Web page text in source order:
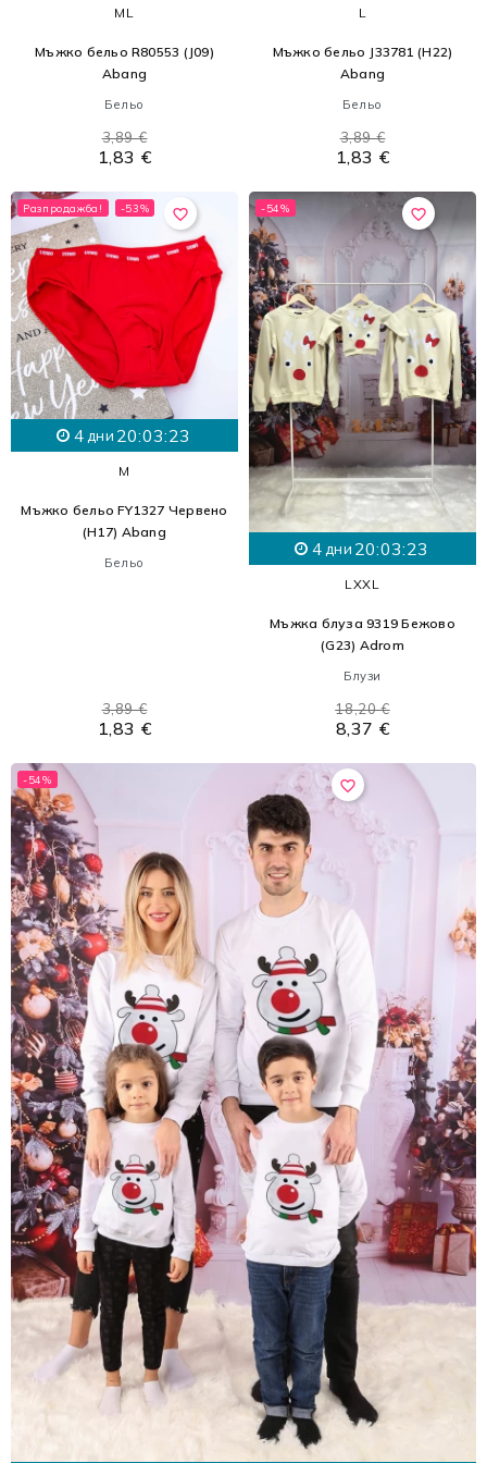
M L
Мъжко бельо R80553 (J09)
Abang
Бельо
1,83 €
3,89 €
L
Мъжко бельо J33781 (H22)
Abang
Бельо
1,83 €
3,89 €
favorite_border
Разпродажба! -53%
4 дни 20:03:21
M
Мъжко бельо FY1327 Червено
(H17) Abang
Бельо
1,83 €
3,89 €
favorite_border
-54%
4 дни 20:03:21
LXXL
Мъжка блуза 9319 Бежово
(G23) Adrom
Блузи
8,37 €
18,20 €
favorite_border
-54%